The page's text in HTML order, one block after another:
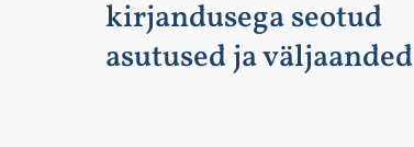
kirjandusega seotud
asutused ja väljaanded